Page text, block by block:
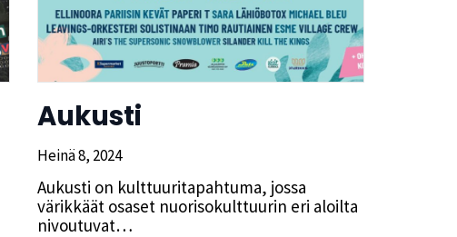
Aukusti
Heinä 8, 2024
Aukusti on kulttuuritapahtuma, jossa
värikkäät osaset nuorisokulttuurin eri aloilta
nivoutuvat…